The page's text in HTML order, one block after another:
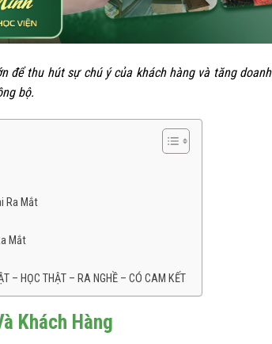
Tuệ Tĩnh
Tên thật là Nguyễn Bá Tĩnh, hiệu Huệ Tĩnh,
sau này khi đi tu, lấy pháp hiệu là Tuệ Tĩnh....
để thu hút sự chú ý của khách hàng và tăng
bộ.
Ra Mắt
Mắt
– HỌC THẬT – RA NGHỀ – CÓ CAM KẾT
Khách Hàng